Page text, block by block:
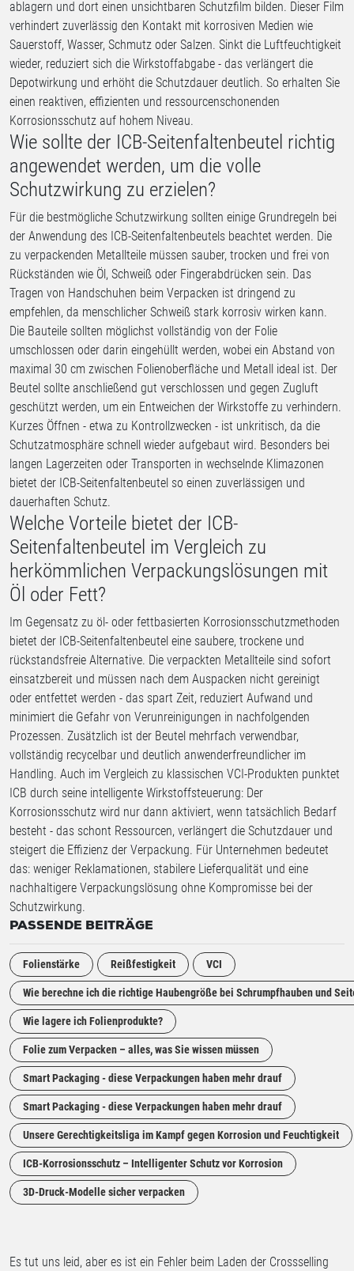
ablagern und dort einen unsichtbaren Schutzfilm bilden. Dieser Film
verhindert zuverlässig den Kontakt mit korrosiven Medien wie
Sauerstoff, Wasser, Schmutz oder Salzen. Sinkt die Luftfeuchtigkeit
wieder, reduziert sich die Wirkstoffabgabe - das verlängert die
Depotwirkung und erhöht die Schutzdauer deutlich. So erhalten Sie
einen reaktiven, effizienten und ressourcenschonenden
Korrosionsschutz auf hohem Niveau.
Wie sollte der ICB-Seitenfaltenbeutel richtig
angewendet werden, um die volle
Schutzwirkung zu erzielen?
Für die bestmögliche Schutzwirkung sollten einige Grundregeln bei
der Anwendung des ICB-Seitenfaltenbeutels beachtet werden. Die
zu verpackenden Metallteile müssen sauber, trocken und frei von
Rückständen wie Öl, Schweiß oder Fingerabdrücken sein. Das
Tragen von Handschuhen beim Verpacken ist dringend zu
empfehlen, da menschlicher Schweiß stark korrosiv wirken kann.
Die Bauteile sollten möglichst vollständig von der Folie
umschlossen oder darin eingehüllt werden, wobei ein Abstand von
maximal 30 cm zwischen Folienoberfläche und Metall ideal ist. Der
Beutel sollte anschließend gut verschlossen und gegen Zugluft
geschützt werden, um ein Entweichen der Wirkstoffe zu verhindern.
Kurzes Öffnen - etwa zu Kontrollzwecken - ist unkritisch, da die
Schutzatmosphäre schnell wieder aufgebaut wird. Besonders bei
langen Lagerzeiten oder Transporten in wechselnde Klimazonen
bietet der ICB-Seitenfaltenbeutel so einen zuverlässigen und
dauerhaften Schutz.
Welche Vorteile bietet der ICB-
Seitenfaltenbeutel im Vergleich zu
herkömmlichen Verpackungslösungen mit
Öl oder Fett?
Im Gegensatz zu öl- oder fettbasierten Korrosionsschutzmethoden
bietet der ICB-Seitenfaltenbeutel eine saubere, trockene und
rückstandsfreie Alternative. Die verpackten Metallteile sind sofort
einsatzbereit und müssen nach dem Auspacken nicht gereinigt
oder entfettet werden - das spart Zeit, reduziert Aufwand und
minimiert die Gefahr von Verunreinigungen in nachfolgenden
Prozessen. Zusätzlich ist der Beutel mehrfach verwendbar,
vollständig recycelbar und deutlich anwenderfreundlicher im
Handling. Auch im Vergleich zu klassischen VCI-Produkten punktet
ICB durch seine intelligente Wirkstoffsteuerung: Der
Korrosionsschutz wird nur dann aktiviert, wenn tatsächlich Bedarf
besteht - das schont Ressourcen, verlängert die Schutzdauer und
steigert die Effizienz der Verpackung. Für Unternehmen bedeutet
das: weniger Reklamationen, stabilere Lieferqualität und eine
nachhaltigere Verpackungslösung ohne Kompromisse bei der
Schutzwirkung.
PASSENDE BEITRÄGE
Folienstärke Reißfestigkeit VCI
Wie berechne ich die richtige Haubengröße bei Schrumpfhauben und
Wie lagere ich Folienprodukte?
Folie zum Verpacken – alles, was Sie wissen müssen
Smart Packaging - diese Verpackungen haben mehr drauf
Smart Packaging - diese Verpackungen haben mehr drauf
Unsere Gerechtigkeitsliga im Kampf gegen Korrosion und Feuchtigkeit
ICB-Korrosionsschutz – Intelligenter Schutz vor Korrosion
3D-Druck-Modelle sicher verpacken
Es tut uns leid, aber es ist ein Fehler beim Laden der Crossselling